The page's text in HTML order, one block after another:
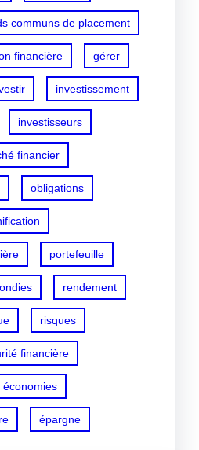
communs de placement
financière gérer
investissement
investisseurs
financier
obligations
portefeuille
rendement
risques
financière
économies
épargne